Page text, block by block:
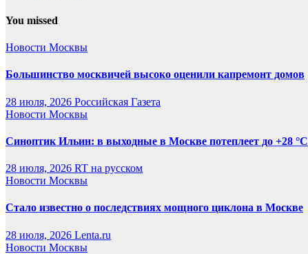
You missed
Новости Москвы
Большинство москвичей высоко оценили капремонт домов
28 июля, 2026 Российская Газета
Новости Москвы
Синоптик Ильин: в выходные в Москве потеплеет до +28 °C
28 июля, 2026 RT на русском
Новости Москвы
Стало известно о последствиях мощного циклона в Москве
28 июля, 2026 Lenta.ru
Новости Москвы